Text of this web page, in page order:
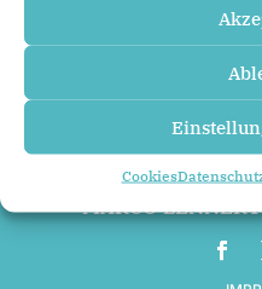
Cookies
MARCO